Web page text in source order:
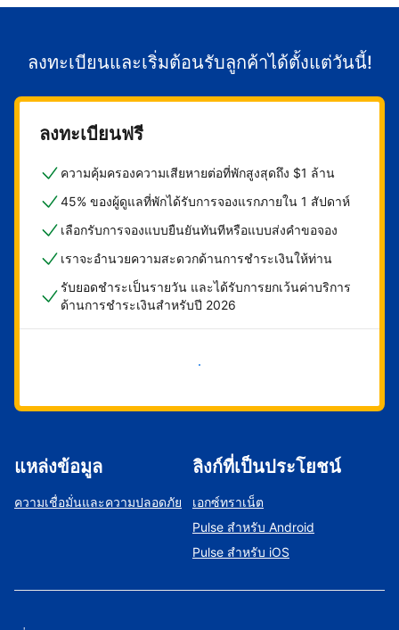
ลงทะเบียนและเริ่มต้อนรับลูกค้าได้ตั้งแต่วันนี้!
ลงทะเบียนฟรี
ความคุ้มครองความเสียหายต่อที่พักสูงสุดถึง $1 ล้าน
45% ของผู้ดูแลที่พักได้รับการจองแรกภายใน 1 สัปดาห์
เลือกรับการจองแบบยืนยันทันทีหรือแบบส่งคำขอจอง
เราจะอำนวยความสะดวกด้านการชำระเงินให้ท่าน
รับยอดชำระเป็นรายวัน และได้รับการยกเว้นค่าบริการ
ด้านการชำระเงินสำหรับปี 2026
เริ่มดำเนินการเลย
แหล่งข้อมูล
ความเชื่อมั่นและความปลอดภัย
ลิงก์ที่เป็นประโยชน์
เอกซ์ทราเน็ต
Pulse สำหรับ Android
Pulse สำหรับ iOS